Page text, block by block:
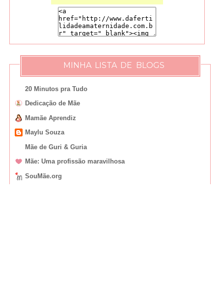
MINHA LISTA DE BLOGS
20 Minutos pra Tudo
Dedicação de Mãe
Mamãe Aprendiz
Maylu Souza
Mãe de Guri & Guria
Mãe: Uma profissão maravilhosa
SouMãe.org